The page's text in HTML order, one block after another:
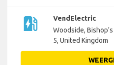
ev_station
VendElectric
Woodside,
5, United Kingdom